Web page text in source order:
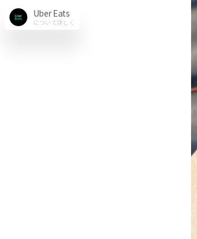
Uber Eats
について詳しく